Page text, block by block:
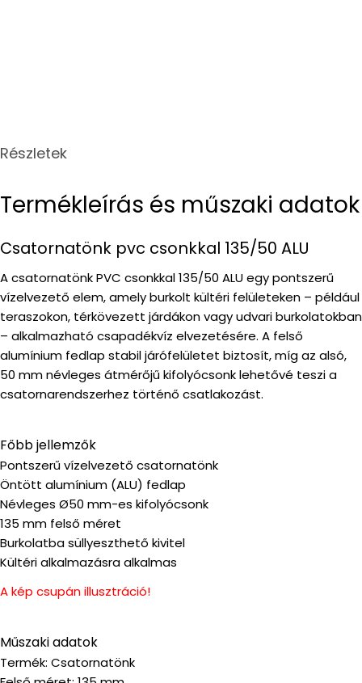
Részletek
Termékleírás és műszaki adatok
Csatornatönk pvc csonkkal 135/50 ALU
A csatornatönk PVC csonkkal 135/50 ALU egy pontszerű
vízelvezető elem, amely burkolt kültéri felületeken – például
teraszokon, térkövezett járdákon vagy udvari burkolatokban
– alkalmazható csapadékvíz elvezetésére. A felső
alumínium fedlap stabil járófelületet biztosít, míg az alsó,
50 mm névleges átmérőjű kifolyócsonk lehetővé teszi a
csatornarendszerhez történő csatlakozást.
Főbb jellemzők
Pontszerű vízelvezető csatornatönk
Öntött alumínium (ALU) fedlap
Névleges Ø50 mm-es kifolyócsonk
135 mm felső méret
Burkolatba süllyeszthető kivitel
Kültéri alkalmazásra alkalmas
A kép csupán illusztráció!
Műszaki adatok
Termék: Csatornatönk